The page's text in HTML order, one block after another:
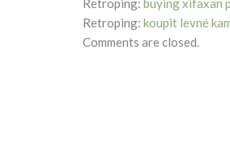
Retroping: koupit levné
Comments are closed.